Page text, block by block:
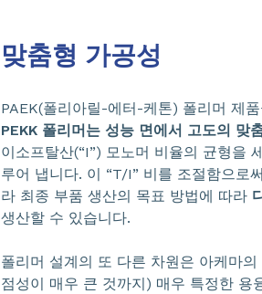
맞춤형 가공성
PAEK(폴리아릴-에터-케톤) 폴리머 제
PEKK 폴리머는 성능 면에서 고도의 맞
이소프탈산(“I”) 모노머 비율의 균형을
루어 냅니다. 이 “T/I” 비를 조절함으로
라 최종 부품 생산의 목표 방법에 따라
생산할 수 있습니다.
폴리머 설계의 또 다른 차원은 아케마의
점성이 매우 큰 것까지) 매우 특정한 용